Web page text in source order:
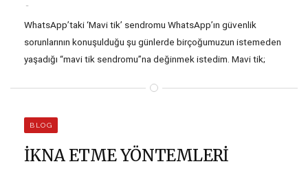
WhatsApp’taki ‘Mavi tik’ sendromu WhatsApp’ın güvenlik
sorunlarının konuşulduğu şu günlerde birçoğumuzun istemeden
yaşadığı “mavi tik sendromu”na değinmek istedim. Mavi tik;
Messenger gibi diğer uygulamalarda da etkin. Bu özellikle
duygusal olarak bağlamak için tasarlandılar diyebiliriz.…
BLOG
İKNA ETME YÖNTEMLERİ